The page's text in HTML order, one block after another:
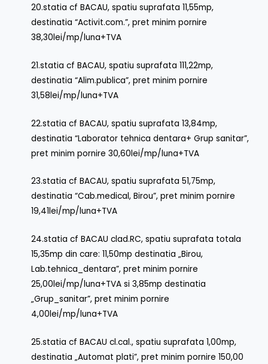
20.statia cf BACAU, spatiu suprafata 11,55mp,
destinatia “Activit.com.”, pret minim pornire
38,30lei/mp/luna+TVA
21.statia cf BACAU, spatiu suprafata 111,22mp,
destinatia “Alim.publica”, pret minim pornire
31,58lei/mp/luna+TVA
22.statia cf BACAU, spatiu suprafata 13,84mp,
destinatia “Laborator tehnica dentara+ Grup sanitar”,
pret minim pornire 30,60lei/mp/luna+TVA
23.statia cf BACAU, spatiu suprafata 51,75mp,
destinatia “Cab.medical, Birou”, pret minim pornire
19,41lei/mp/luna+TVA
24.statia cf BACAU clad.RC, spatiu suprafata totala
15,35mp din care: 11,50mp destinatia „Birou,
Lab.tehnica_dentara”, pret minim pornire
25,00lei/mp/luna+TVA si 3,85mp destinatia
„Grup_sanitar”, pret minim pornire
4,00lei/mp/luna+TVA
25.statia cf BACAU cl.cal., spatiu suprafata 1,00mp,
destinatia „Automat plati”, pret minim pornire 150,00